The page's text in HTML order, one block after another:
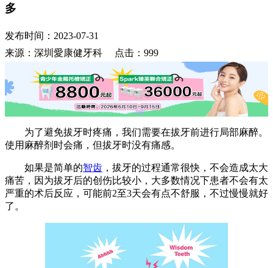
多
发布时间：2023-07-31
来源：深圳愛康健牙科 点击：999
为了避免拔牙时疼痛，我们需要在拔牙前进行局部麻醉。
使用麻醉剂时会痛，但拔牙时没有痛感。
如果是简单的智齿 ，拔牙的过程通常很快，不会造成太大
痛苦，因为拔牙后的创伤比较小，大多数情况下患者不会有太
严重的术后反应，可能前2至3天会有点不舒服，不过慢慢就好
了。